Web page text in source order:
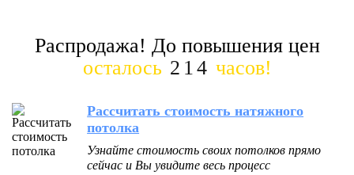
Распродажа! До повышения цен
осталось 214 часов!
Рассчитать стоимость натяжного
потолка
Узнайте стоимость своих потолков прямо
сейчас и Вы увидите весь процесс